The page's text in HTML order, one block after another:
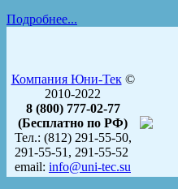
Подробнее...
Компания Юни-Тек©
2010-2022
8 (800) 777-02-77
(Бесплатно по РФ)
Тел.: (812) 291-55-50,
291-55-51, 291-55-52
email: info@uni-tec.su